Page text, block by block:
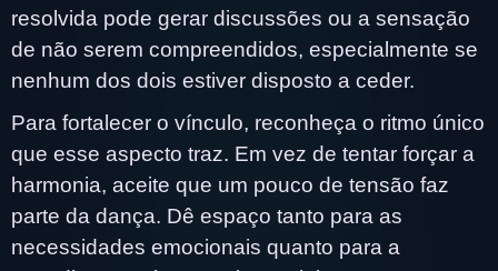
resolvida pode gerar discussões ou a sensação
de não serem compreendidos, especialmente se
nenhum dos dois estiver disposto a ceder.
Para fortalecer o vínculo, reconheça o ritmo único
que esse aspecto traz. Em vez de tentar forçar a
harmonia, aceite que um pouco de tensão faz
parte da dança. Dê espaço tanto para as
necessidades emocionais quanto para a